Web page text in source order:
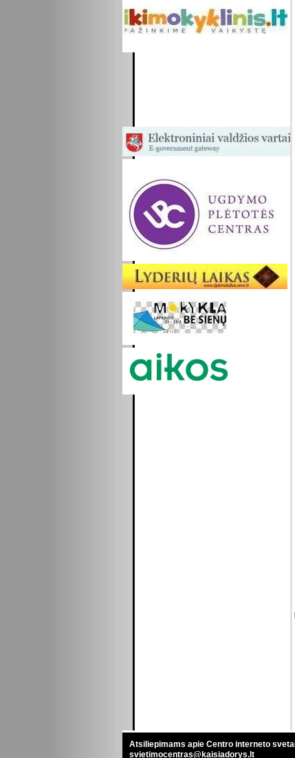
Atsiliepimams apie Centro interneto
svietimocentras@kaisiadorys.lt